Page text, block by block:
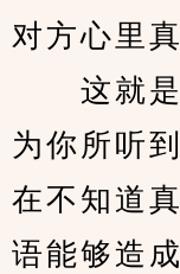
对方心里
这就是
为你所听
在不知道
语能够造